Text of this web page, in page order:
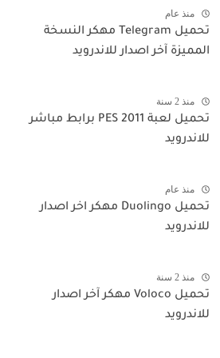
منذ عام
تحميل Telegram مهكر النسخة
المميزة آخر اصدار للاندرويد
منذ 2 سنة
تحميل لعبة PES 2011 برابط مباشر
للاندرويد
منذ عام
تحميل Duolingo مهكر اخر اصدار
للاندرويد
منذ 2 سنة
تحميل Voloco مهكر آخر اصدار
للاندرويد